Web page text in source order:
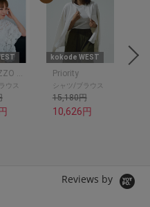
ウス
kokode WEST
Priority
シャツ/ブラウス
15,180円
10,626円
Reviews by